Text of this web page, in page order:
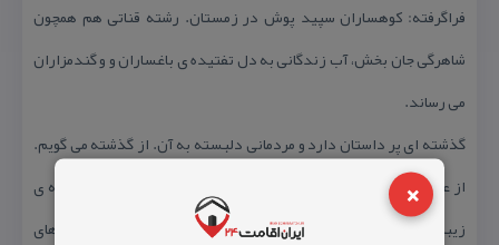
×
فراگرفته: كوهساران سپید پوش در زمستان. رشته قناتی هم همچون
شاهرگی جان بخش، آب زندگانی به دل تفتیده ی باغساران و و گندمزاران
می رساند.
گذشته ای پر داستان دارد و مردمانی دلبسته به آن. از گذشته می گویم.
از علی آباد در گذار روزگاران. از نوروز و محرم. از سور و شیون؛ از لهجه ی
زیبایمان می گویم.جادوی بهار و خزان باغستان. عطر سقز و دود هیزم های